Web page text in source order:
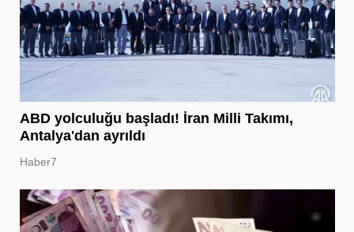
ABD yolculuğu başladı! İran Milli Takımı,
Antalya'dan ayrıldı
Haber7